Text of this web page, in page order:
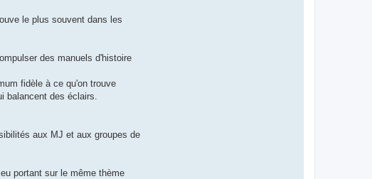
le plus souvent dans les
des manuels d'histoire
fidèle à ce qu'on trouve
balancent des éclairs.
aux MJ et aux groupes de
portant sur le même thème